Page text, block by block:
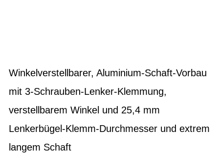
Winkelverstellbarer, Aluminium-Schaft-Vorbau
mit 3-Schrauben-Lenker-Klemmung,
verstellbarem Winkel und 25,4 mm
Lenkerbügel-Klemm-Durchmesser und extrem
langem Schaft